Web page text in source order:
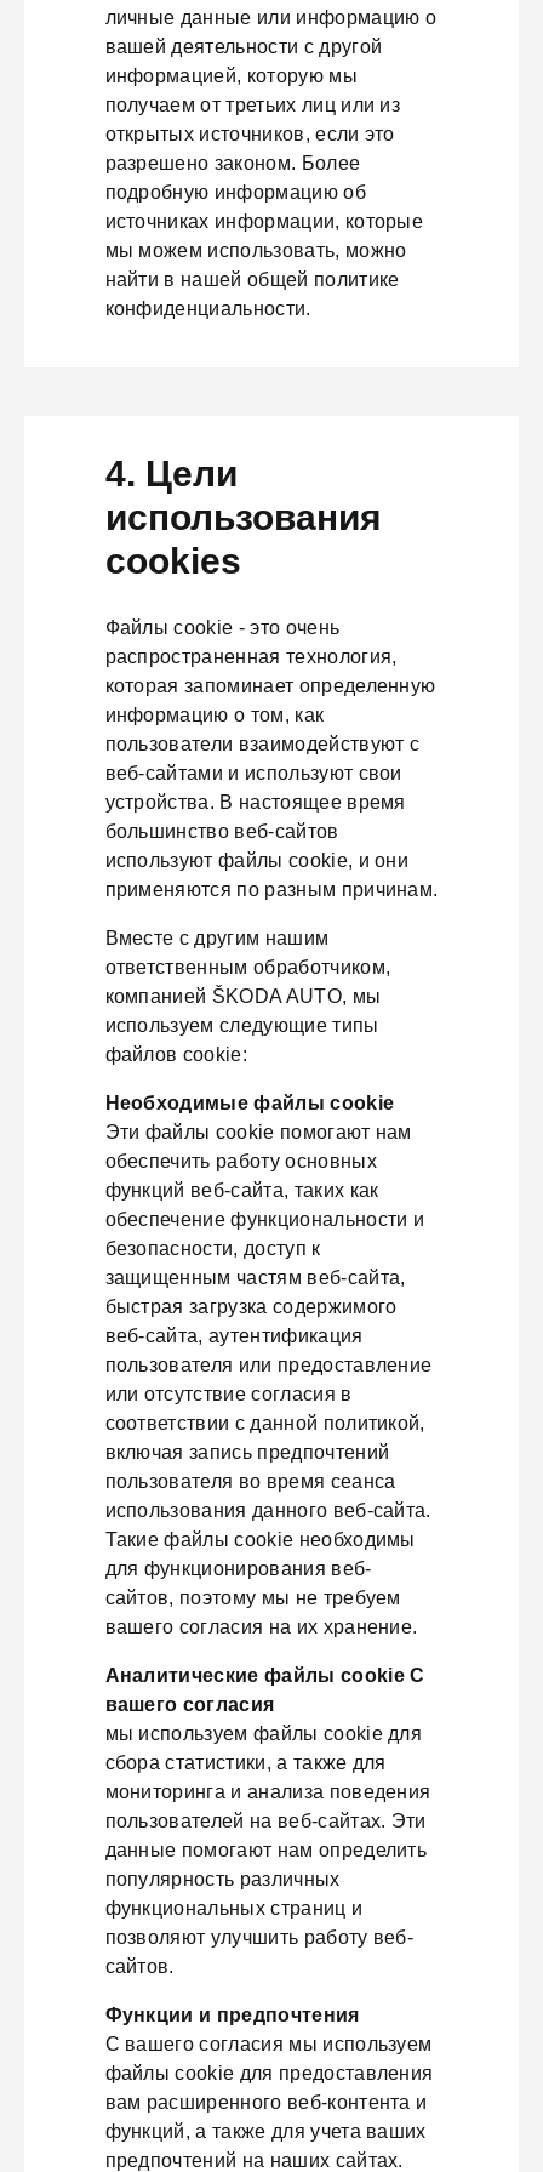
личные данные или информацию о
вашей деятельности с другой
информацией, которую мы
получаем от третьих лиц или из
открытых источников, если это
разрешено законом. Более
подробную информацию об
источниках информации, которые
мы можем использовать, можно
найти в нашей общей политике
конфиденциальности.
4. Цели
использования
cookies
Файлы cookie - это очень
распространенная технология,
которая запоминает определенную
информацию о том, как
пользователи взаимодействуют с
веб-сайтами и используют свои
устройства. В настоящее время
большинство веб-сайтов
используют файлы cookie, и они
применяются по разным причинам.
Вместе с другим нашим
ответственным обработчиком,
компанией ŠKODA AUTO, мы
используем следующие типы
файлов cookie:
Необходимые файлы cookie
Эти файлы cookie помогают нам
обеспечить работу основных
функций веб-сайта, таких как
обеспечение функциональности и
безопасности, доступ к
защищенным частям веб-сайта,
быстрая загрузка содержимого
веб-сайта, аутентификация
пользователя или предоставление
или отсутствие согласия в
соответствии с данной политикой,
включая запись предпочтений
пользователя во время сеанса
использования данного веб-сайта.
Такие файлы cookie необходимы
для функционирования веб-
сайтов, поэтому мы не требуем
вашего согласия на их хранение.
Аналитические файлы cookie С
вашего согласия
мы используем файлы cookie для
сбора статистики, а также для
мониторинга и анализа поведения
пользователей на веб-сайтах. Эти
данные помогают нам определить
популярность различных
функциональных страниц и
позволяют улучшить работу веб-
сайтов.
Функции и предпочтения
С вашего согласия мы используем
файлы cookie для предоставления
вам расширенного веб-контента и
функций, а также для учета ваших
предпочтений на наших сайтах.